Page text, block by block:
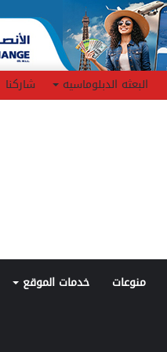
البعثه الدبلوماسيه شاركنا
منوعات خدمات الموقع